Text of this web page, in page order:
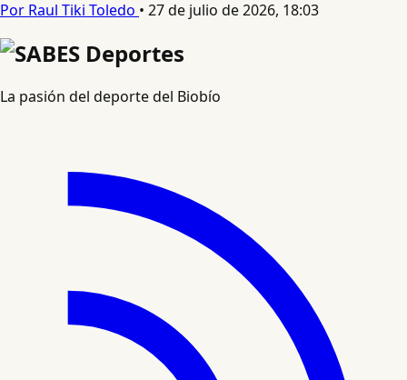
Por Raul Tiki Toledo • 27 de julio de 2026, 18:03
La pasión del deporte del Biobío